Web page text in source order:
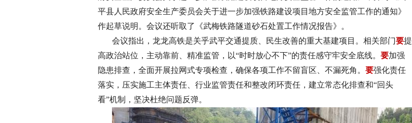
平县人民政府安全生产委员会关于进一步加强铁路建设项目地方安全监管工作的通知》
作起草说明。会议还听取了《武梅铁路隧道砂石处置工作情况报告》。
会议指出，龙龙高铁是关乎武平交通提质、民生改善的重大基建项目。相关部门要提
高政治站位，主动靠前、精准监管，以“时时放心不下”的责任感守牢安全底线。 要加强
隐患排查，全面开展拉网式专项检查，确保各项工作不留盲区、不漏死角。 要强化责任
落实，压实施工主体责任、行业监管责任和整改闭环责任，建立常态化排查和“回头
看”机制，坚决杜绝问题反弹。